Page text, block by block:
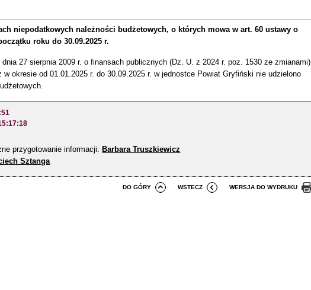
niepodatkowych należności budżetowych, o których mowa w art. 60 ustawy o
roku do 30.09.2025 r.
27 sierpnia 2009 r. o finansach publicznych (Dz. U. z 2024 r. poz. 1530 ze zmianami)
okresie od 01.01.2025 r. do 30.09.2025 r. w jednostce Powiat Gryfiński nie udzielono
przygotowanie informacji: Barbara Truszkiewicz
Sztanga
DO GÓRY WSTECZ WERSJA DO WYDRUKU